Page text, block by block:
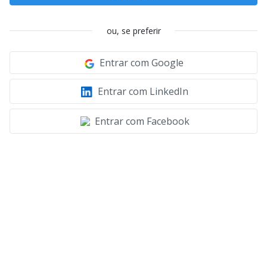
ou, se preferir
Entrar com Google
Entrar com LinkedIn
Entrar com Facebook